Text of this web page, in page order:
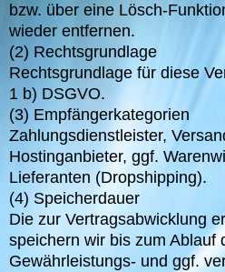
bzw. über eine Lösch-
wieder entfernen.
(2) Rechtsgrundlage
Rechtsgrundlage für diese
1 b) DSGVO.
(3) Empfängerkategorien
Zahlungsdienstleister,
Hostinganbieter, ggf.
Lieferanten (Dropshipping).
(4) Speicherdauer
Die zur Vertragsabwicklung
speichern wir bis zum Ablauf
Gewährleistungs- und ggf.